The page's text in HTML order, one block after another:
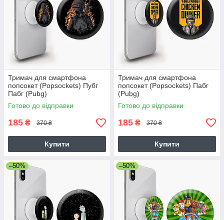
Тримач для смартфона
попсокет (Popsockets) Пубг
Пабг (Pubg)
Готово до відправки
185 ₴ 370 ₴
Купити
Тримач для смартфона
попсокет (Popsockets) Пабг
(Pubg)
Готово до відправки
185 ₴ 370 ₴
Купити
–50% –50%